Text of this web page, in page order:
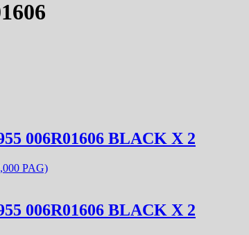
006R01606 BLACK X 2
006R01606 BLACK X 2